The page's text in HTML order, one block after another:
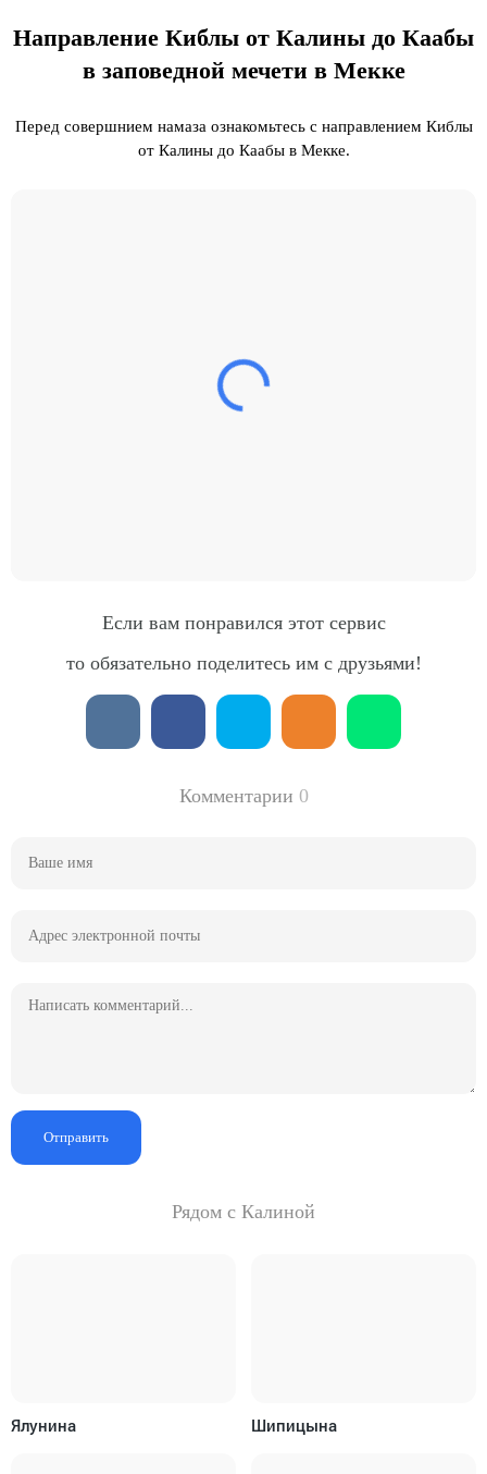
Направление Киблы от Калины до Каабы
в заповедной мечети в Мекке
Перед совершнием намаза ознакомьтесь с направлением Киблы
от Калины до Каабы в Мекке.
Если вам понравился этот сервис
то обязательно поделитесь им с друзьями!
Комментарии 0
Отправить
Рядом с Калиной
Ялунина Шипицына